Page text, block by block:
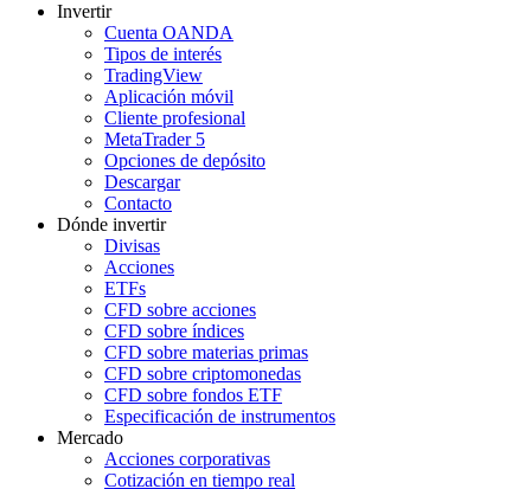
Invertir
Cuenta OANDA
Tipos de interés
TradingView
Aplicación móvil
Cliente profesional
MetaTrader 5
Opciones de depósito
Descargar
Contacto
Dónde invertir
Divisas
Acciones
ETFs
CFD sobre acciones
CFD sobre índices
CFD sobre materias primas
CFD sobre criptomonedas
CFD sobre fondos ETF
Especificación de instrumentos
Mercado
Acciones corporativas
Cotización en tiempo real